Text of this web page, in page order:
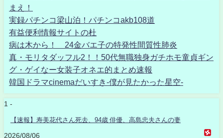
まえ！
実録パチンコ梁山泊！パチンコakb108道
有益便利情報サイトの杜
病は木から！ 24金バエ子の特発性間質性肺炎
真・モリタダッフル2！！50代無職独身ガチホモ童貞ギン
グ・ゲイなー女装子オネエ的まとめ速報
韓国ドラマcinemaだいすき-僕が見たかった星空-
1 -
【速報】寿美花代さん死去、94歳 俳優、高島忠夫さんの妻
2026/08/06